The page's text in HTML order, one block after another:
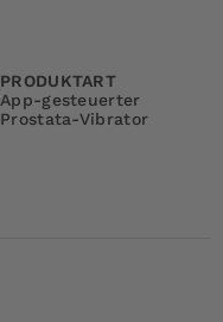
PRODUKTART
App-gesteuerter
Prostata-Vibrator